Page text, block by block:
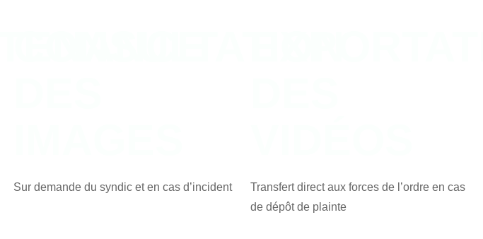
Sur demande du syndic et en cas d’incident
Transfert direct aux forces de l’ordre en cas
de dépôt de plainte